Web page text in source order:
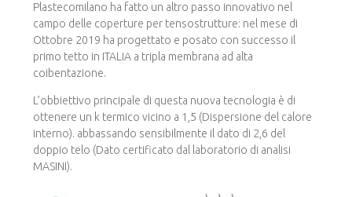
Plastecomilano ha fatto un altro passo innovativo nel
campo delle coperture per tensostrutture: nel mese di
Ottobre 2019 ha progettato e posato con successo il
primo tetto in ITALIA a tripla membrana ad alta
coibentazione.
L’obbiettivo principale di questa nuova tecnologia è di
ottenere un k termico vicino a 1,5 (Dispersione del calore
interno). abbassando sensibilmente il dato di 2,6 del
doppio telo (Dato certificato dal laboratorio di analisi
MASINI).